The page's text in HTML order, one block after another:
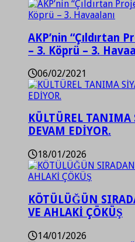
AKP’nin “Çıldırtan
– 3. Köprü – 3.
06/02/2021
KÜLTÜREL TANIMA
DEVAM EDİYOR.
18/01/2026
KÖTÜLÜĞÜN
VE AHLAKİ ÇÖKÜŞ
14/01/2026